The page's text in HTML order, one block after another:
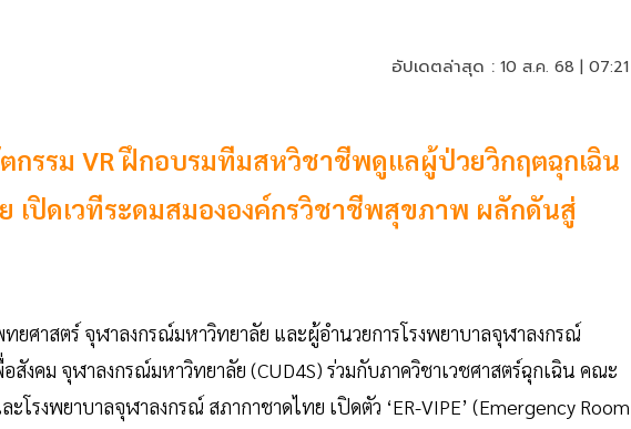
อัปเดตล่าสุด : 10 ส.ค. 68 |
ตกรรม VR ฝึกอบรมทีมสหวิชาชีพดูแลผู้ป่วยวิกฤตฉุกเฉิน
เปิดเวทีระดมสมององค์กรวิชาชีพสุขภาพ ผลักดันสู่
าสตร์ จุฬาลงกรณ์มหาวิทยาลัย และผู้อำนวยการโรงพยาบาลจุฬาลงกรณ์
สังคม จุฬาลงกรณ์มหาวิทยาลัย (CUD4S) ร่วมกับภาควิชาเวชศาสตร์ฉุกเฉิน คณะ
รงพยาบาลจุฬาลงกรณ์ สภากาชาดไทย เปิดตัว ‘ER-VIPE’ (Emergency